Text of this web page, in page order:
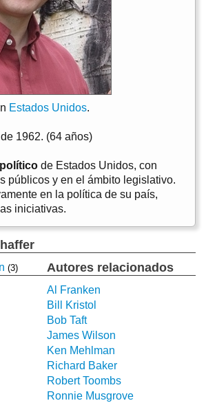
Estados Unidos.
de 1962. (64 años)
político de Estados Unidos, con
públicos y en el ámbito legislativo.
en la política de su país,
iniciativas.
(3) Autores relacionados
Al Franken
Bill Kristol
Bob Taft
James Wilson
Ken Mehlman
Richard Baker
Robert Toombs
Ronnie Musgrove